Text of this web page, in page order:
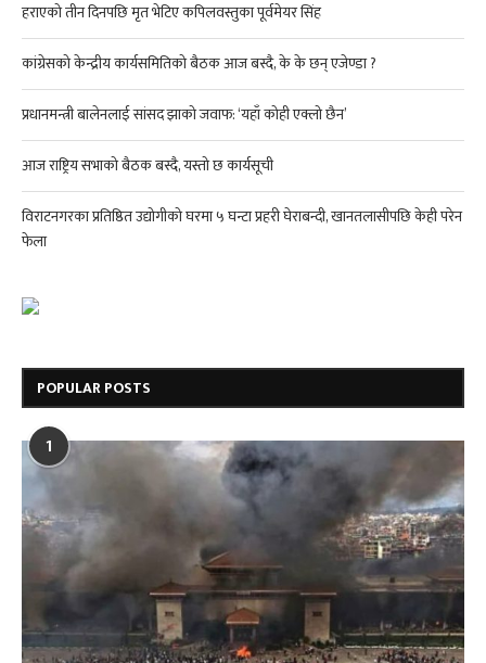
हराएको तीन दिनपछि मृत भेटिए कपिलवस्तुका पूर्वमेयर सिंह
कांग्रेसको केन्द्रीय कार्यसमितिको बैठक आज बस्दै, के के छन् एजेण्डा ?
प्रधानमन्त्री बालेनलाई सांसद झाको जवाफ: ‘यहाँ कोही एक्लो छैन’
आज राष्ट्रिय सभाको बैठक बस्दै, यस्तो छ कार्यसूची
विराटनगरका प्रतिष्ठित उद्योगीको घरमा ५ घन्टा प्रहरी घेराबन्दी, खानतलासीपछि केही परेन
फेला
POPULAR POSTS
1